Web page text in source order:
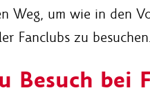
Weg, um wie in den
Fanclubs zu besuchen.
Besuch bei